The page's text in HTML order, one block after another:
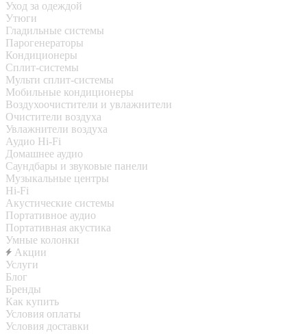
Уход за одеждой
Утюги
Гладильные системы
Парогенераторы
Кондиционеры
Сплит-системы
Мульти сплит-системы
Мобильные кондиционеры
Воздухоочистители и увлажнители
Очистители воздуха
Увлажнители воздуха
Аудио Hi-Fi
Домашнее аудио
Саундбары и звуковые панели
Музыкальные центры
Hi-Fi
Акустические системы
Портативное аудио
Портативная акустика
Умные колонки
Акции
Услуги
Блог
Бренды
Как купить
Условия оплаты
Условия доставки